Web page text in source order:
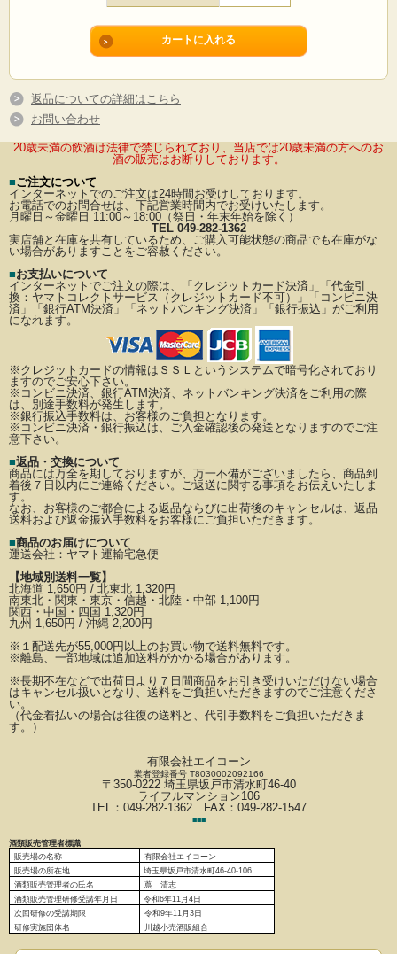
返品についての詳細はこちら
お問い合わせ
20歳未満の飲酒は法律で禁じられており、当店では20歳未満の方へのお
酒の販売はお断りしております。
■ご注文について
インターネットでのご注文は24時間お受けしております。
お電話でのお問合せは、下記営業時間内でお受けいたします。
月曜日～金曜日 11:00～18:00（祭日・年末年始を除く）
TEL 049-282-1362
実店舗と在庫を共有しているため、ご購入可能状態の商品でも在庫がな
い場合がありますことをご容赦ください。
■お支払いについて
インターネットでご注文の際は、「クレジットカード決済」「代金引
換：ヤマトコレクトサービス（クレジットカード不可）」
「コンビニ決
済」「銀行ATM決済」「ネットバンキング決済」「銀行振込」がご利用
になれます。
※クレジットカードの情報はＳＳＬというシステムで暗号化されており
ますのでご安心下さい。
※コンビニ決済、銀行ATM決済、ネットバンキング決済をご利用の際
は、別途手数料が発生します。
※銀行振込手数料は、お客様のご負担となります。
※コンビニ決済・銀行振込は、ご入金確認後の発送となりますのでご注
意下さい。
■返品・交換について
商品には万全を期しておりますが、万一不備がございましたら、商品到
着後７日以内にご連絡ください。
ご返送に関する事項をお伝えいたしま
す。
なお、お客様のご都合による返品ならびに出荷後のキャンセルは、返品
送料および返金振込手数料をお客様にご負担いただきます。
■商品のお届けについて
運送会社： ヤマト運輸宅急便
【地域別送料一覧】
北海道 1,650円 / 北東北 1,320円
南東北・関東・東京・信越・北陸・中部 1,100円
関西・中国・四国 1,320円
九州 1,650円 / 沖縄 2,200円
※ １配送先が55,000円以上のお買い物で送料無料です。
※離島、一部地域は追加送料がかかる場合があります。
※長期不在などで出荷日より７日間商品をお引き受けいただけない場合
はキャンセル扱いとなり、 送料をご負担いただきますのでご注意くださ
い。
（代金着払いの場合は往復の送料と、代引手数料をご負担いただきま
す。）
有限会社エイコーン
業者登録番号 T8030002092166
〒350-0222 埼玉県坂戸市清水町46-40
ライフルマンション106
TEL：049-282-1362 FAX：049-282-1547
■■■
酒類販売管理者標識
販売場の名称
有限会社エイコーン
販売場の所在地
埼玉県坂戸市清水町46-40-106
酒類販売管理者の氏名
蔦 清志
酒類販売管理研修受講年月日
令和6年11月4日
次回研修の受講期限
令和9年11月3日
研修実施団体名
川越小売酒販組合